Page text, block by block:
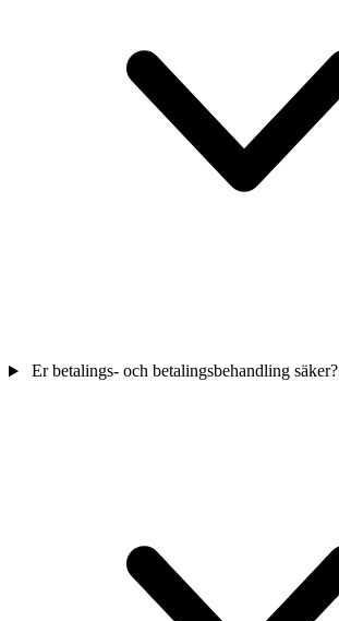
Er betalings- och betalingsbehandling säker?